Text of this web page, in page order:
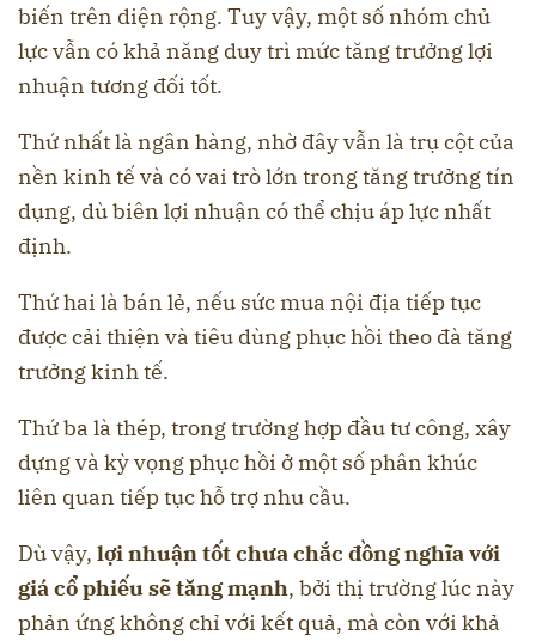
biến trên diện rộng. Tuy vậy, một số nhóm chủ
lực vẫn có khả năng duy trì mức tăng trưởng lợi
nhuận tương đối tốt.
Thứ nhất là ngân hàng, nhờ đây vẫn là trụ cột của
nền kinh tế và có vai trò lớn trong tăng trưởng tín
dụng, dù biên lợi nhuận có thể chịu áp lực nhất
định.
Thứ hai là bán lẻ, nếu sức mua nội địa tiếp tục
được cải thiện và tiêu dùng phục hồi theo đà tăng
trưởng kinh tế.
Thứ ba là thép, trong trường hợp đầu tư công, xây
dựng và kỳ vọng phục hồi ở một số phân khúc
liên quan tiếp tục hỗ trợ nhu cầu.
Dù vậy, lợi nhuận tốt chưa chắc đồng nghĩa với
giá cổ phiếu sẽ tăng mạnh, bởi thị trường lúc này
phản ứng không chỉ với kết quả, mà còn với khả